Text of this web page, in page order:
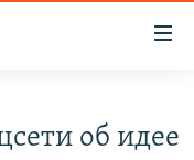
об идее